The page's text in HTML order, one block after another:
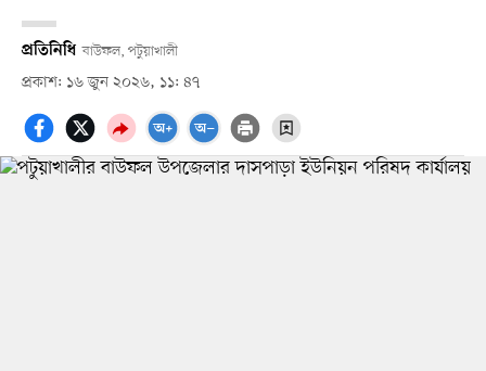
প্রতিনিধি বাউফল, পটুয়াখালী
প্রকাশ: ১৬ জুন ২০২৬, ১১: ৪৭